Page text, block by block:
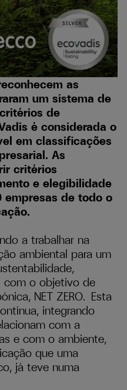
as
um sistema de
de
é considerada o
em classificações
As
critérios
e elegibilidade
empresas de todo o
a trabalhar na
ambiental para um
com o objetivo de
NET ZERO. Esta
integrando
com a
e com o ambiente,
que uma
já teve numa